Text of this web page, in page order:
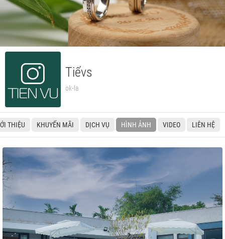
Tiếvs
ok-la
THIỆU KHUYẾN MÃI DỊCH VỤ HÌNH ẢNH VIDEO LIÊN HỆ